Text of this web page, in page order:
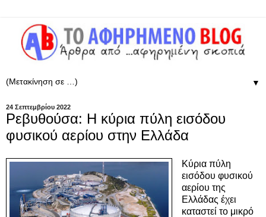
▼
24 Σεπτεμβρίου 2022
Ρεβυθούσα: Η κύρια πύλη εισόδου
φυσικού αερίου στην Ελλάδα
Κύρια πύλη
εισόδου φυσικού
αερίου της
Ελλάδας έχει
καταστεί το μικρό